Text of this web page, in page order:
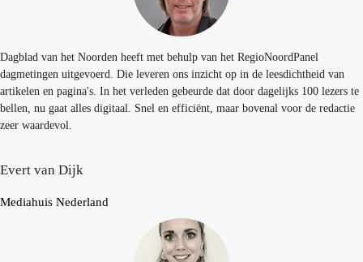
Dagblad van het Noorden heeft met behulp van het RegioNoordPanel
dagmetingen uitgevoerd. Die leveren ons inzicht op in de leesdichtheid van
artikelen en pagina's. In het verleden gebeurde dat door dagelijks 100 lezers te
bellen, nu gaat alles digitaal. Snel en efficiënt, maar bovenal voor de redactie
zeer waardevol.
Evert van Dijk
Mediahuis Nederland